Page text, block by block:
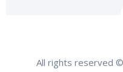
All rights reserved